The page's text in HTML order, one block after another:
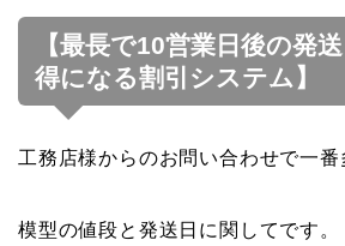
【最長で10営業日後の発
得になる割引システム】
工務店様からのお問い合わせで一
模型の値段と発送日に関してです。